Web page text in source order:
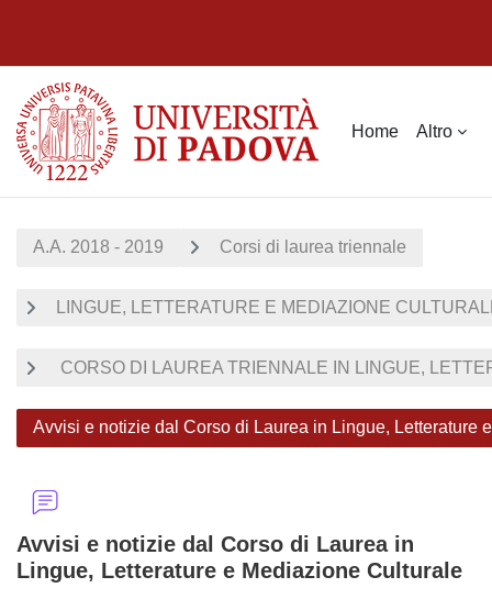
Home Altro
A.A. 2018 - 2019 Corsi di laurea triennale
LINGUE, LETTERATURE E MEDIAZIONE
CORSO DI LAUREA TRIENNALE IN LINGUE,
Avvisi e notizie dal Corso di Laurea in Lingue, Letterature
Avvisi e notizie dal Corso di Laurea in
Lingue, Letterature e Mediazione Culturale